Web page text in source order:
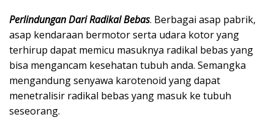
Perlindungan Dari Radikal Bebas. Berbagai asap pabrik,
asap kendaraan bermotor serta udara kotor yang
terhirup dapat memicu masuknya radikal bebas yang
bisa mengancam kesehatan tubuh anda. Semangka
mengandung senyawa karotenoid yang dapat
menetralisir radikal bebas yang masuk ke tubuh
seseorang.